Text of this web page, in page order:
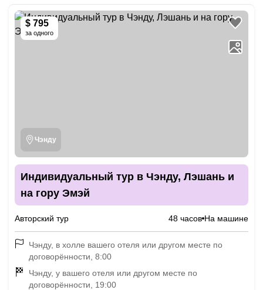
$ 795
за одного
Чэнду
Индивидуальный тур в Чэнду, Лэшань и
на гору Эмэй
Авторский тур 48 часов На машине
Чэнду, в холле вашего отеля или другом месте по
договорённости, 8:00
Чэнду, у вашего отеля или другом месте по
договорённости, 19:00